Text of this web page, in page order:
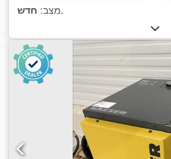
מצב: חדש ,